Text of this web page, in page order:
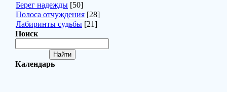
Берег надежды [50]
Полоса отчуждения [28]
Лабиринты судьбы [21]
Поиск
Календарь